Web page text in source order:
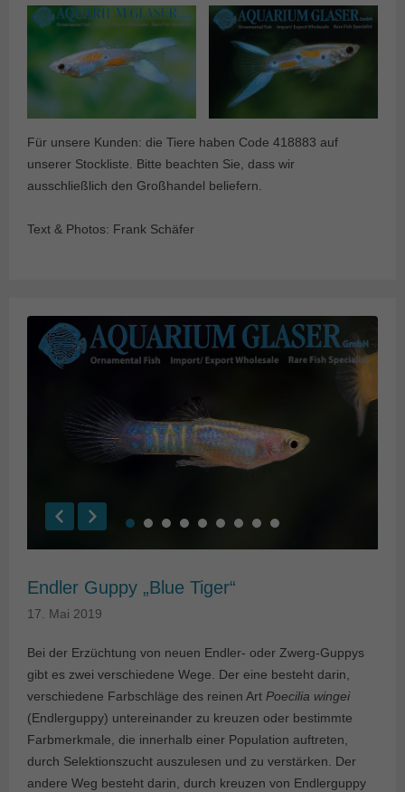
Für unsere Kunden: die Tiere haben Code 418883 auf
unserer Stockliste. Bitte beachten Sie, dass wir
ausschließlich den Großhandel beliefern.
Text & Photos: Frank Schäfer
Endler Guppy „Blue Tiger“
17. Mai 2019
Bei der Erzüchtung von neuen Endler- oder Zwerg-Guppys
gibt es zwei verschiedene Wege. Der eine besteht darin,
verschiedene Farbschläge des reinen Art Poecilia wingei
(Endlerguppy) untereinander zu kreuzen oder bestimmte
Farbmerkmale, die innerhalb einer Population auftreten,
durch Selektionszucht auszulesen und zu verstärken. Der
andere Weg besteht darin, durch kreuzen von Endlerguppy